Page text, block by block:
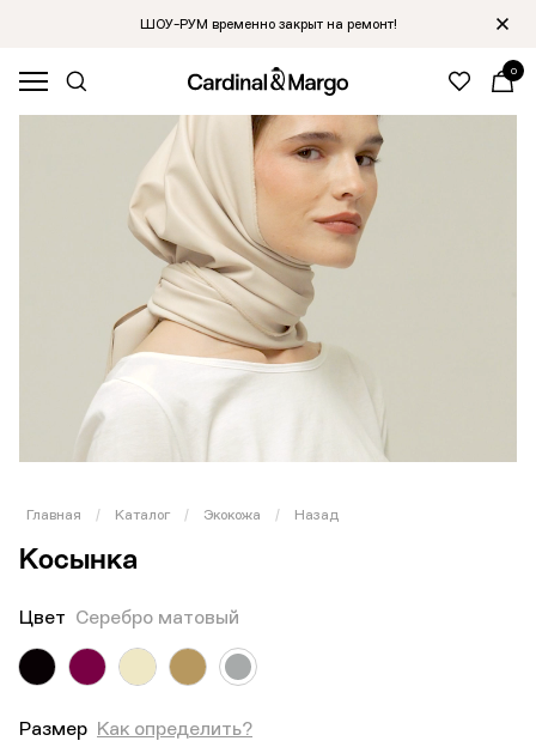
ШОУ-РУМ временно закрыт на ремонт!
0
Главная / Каталог / Экокожа / Назад
Косынка
Цвет Серебро матовый
Размер Как определить?